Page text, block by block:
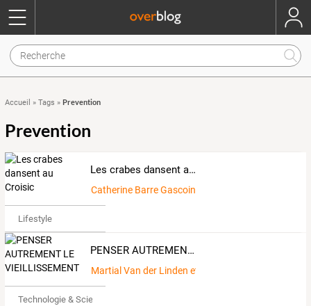
Accueil » Tags » Prevention
Prevention
Les crabes dansent au Croisic
Catherine Barre Gascoin
Lifestyle
PENSER AUTREMENT LE VIEILLISSEMENT
Martial Van der Linden et Anne-Claude Juillerat
Technologie & Science